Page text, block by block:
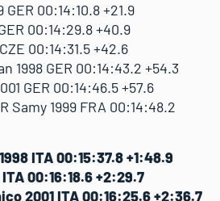
GER 00:14:10.8 +21.9
00:14:29.8 +40.9
00:14:31.5 +42.6
1998 GER 00:14:43.2 +54.3
GER 00:14:46.5 +57.6
Samy 1999 FRA 00:14:48.2
ITA 00:15:37.8 +1:48.9
00:16:18.6 +2:29.7
2001 ITA 00:16:25.6 +2:36.7